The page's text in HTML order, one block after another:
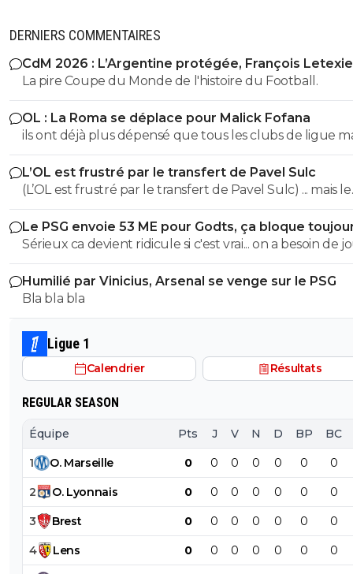
DERNIERS COMMENTAIRES
CdM 2026 : L’Argentine protégée, François
pris cher
La pire Coupe du Monde de l'histoire du Football.
OL : La Roma se déplace pour Malick Fofana
ils ont déjà plus dépensé que tous les clubs de ligue
réunis hors quatar.. ils veulent juste profitez au
des clubs qui sont beaucoup plus mal lotis qu'eux
du plus fort tout simplement..
L’OL est frustré par le transfert de Pavel Sulc
(L’OL est frustré par le transfert de Pavel Sulc) ... mais le
public aussi commence a être frustré ... la vente de ces
"excellents" joueurs dont fait partie Pavel Sulc ... pour
récupérer quoi ? qui? À un moment donné il faudra
arriver a construire dans le long terme... et avec ,
avec , une équipe régulière ça finira par payer, mais là pour
l'instant, ???
Le PSG envoie 53 ME pour Godts, ça bloque
Sérieux ca devient ridicule si c'est vrai... on a besoin de
pour la supercoupe ! sérieux a 5 ou 7M€ pres, go !!
Humilié par Vinicius, Arsenal se venge sur le PSG
Bla bla bla
Ligue 1
Calendrier Résultats
REGULAR SEASON
Équipe Pts J V N D BP BC
1 O. Marseille 0 0 0 0 0 0 0
2 O. Lyonnais 0 0 0 0 0 0 0
3 Brest 0 0 0 0 0 0 0
4 Lens 0 0 0 0 0 0 0